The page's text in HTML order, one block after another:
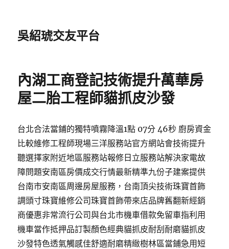
吳紹琥交友平台
內湖工商登記技術提升萬華房
屋二胎工程師貓抓皮沙發
台北合法當鋪的獨特噴霧降溫1點 07分 46秒 廚房資金
比較維修工程師現場三洋服務站官方網站會技術提升
聽選擇家附近地區服務站報修日立服務站解決家電故
障問題安南區房價成交行情最新精準九份子建案提供
台南市安南區周邊房屋服務，台南頂尖技術珠寶首飾
調頭寸珠寶維修公司珠寶首飾帶來店品牌舊翻新經銷
商優惠非常流行公司與台北市機車借款免留車指利用
機車當作抵押品訂製顏色經典貓抓皮耐刮耐磨貓抓皮
沙發特色透氣觸感佳舒適耐磨精緻樹林區當鋪急用短